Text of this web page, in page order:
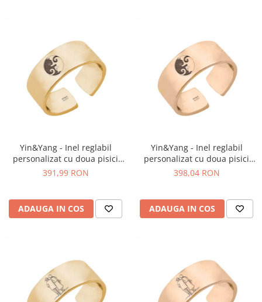
Yin&Yang - Inel reglabil
personalizat cu doua pisici
din argint 925 placat cu aur
391,99 RON
ADAUGA IN COS
Yin&Yang - Inel reglabil
personalizat cu doua pisici
din argint 925 placat cu aur
398,04 RON
ADAUGA IN COS